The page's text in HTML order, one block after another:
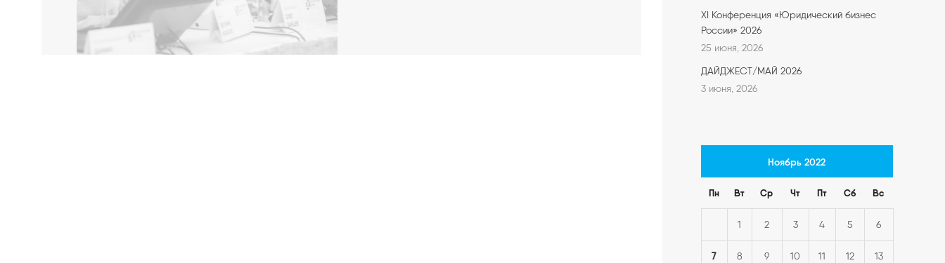
XI Конференция «Юридический бизнес
России» 2026
25 июня, 2026
ДАЙДЖЕСТ/МАЙ 2026
3 июня, 2026
Ноябрь 2022
Пн Вт Ср Чт Пт Сб Вс
1 2 3 4 5 6
7 8 9 10 11 12 13